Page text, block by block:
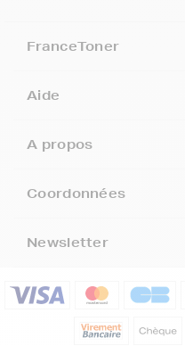
FranceToner
Aide
A propos
Coordonnées
Newsletter
5€ offerts sur